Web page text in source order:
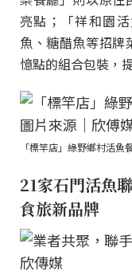
亮點；「祥和園
魚、糖醋魚等招牌
憶點的組合包裝，
「標竿店」綠野鄉村活
21家石門活魚
食旅新品牌